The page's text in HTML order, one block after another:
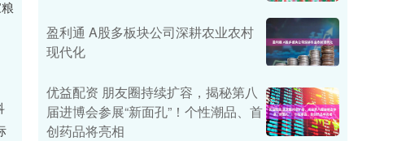
盈利通 A股多板块公司深耕农业农村
现代化
优益配资 朋友圈持续扩容，揭秘第八
届进博会参展“新面孔”！个性潮品、首
创药品将亮相